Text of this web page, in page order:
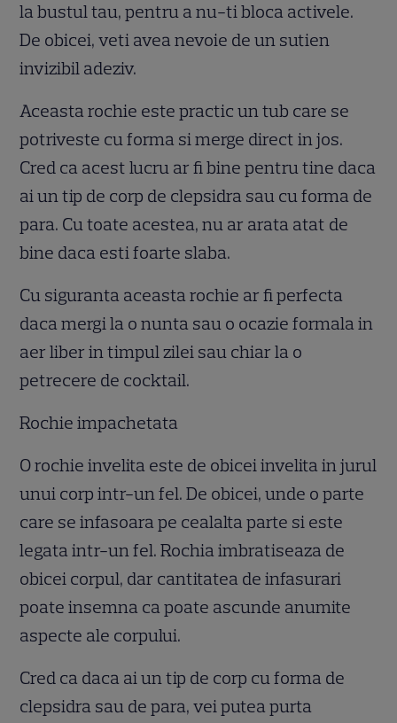
la bustul tau, pentru a nu-ti bloca activele.
De obicei, veti avea nevoie de un sutien
invizibil adeziv.
Aceasta rochie este practic un tub care se
potriveste cu forma si merge direct in jos.
Cred ca acest lucru ar fi bine pentru tine daca
ai un tip de corp de clepsidra sau cu forma de
para. Cu toate acestea, nu ar arata atat de
bine daca esti foarte slaba.
Cu siguranta aceasta rochie ar fi perfecta
daca mergi la o nunta sau o ocazie formala in
aer liber in timpul zilei sau chiar la o
petrecere de cocktail.
Rochie impachetata
O rochie invelita este de obicei invelita in jurul
unui corp intr-un fel. De obicei, unde o parte
care se infasoara pe cealalta parte si este
legata intr-un fel. Rochia imbratiseaza de
obicei corpul, dar cantitatea de infasurari
poate insemna ca poate ascunde anumite
aspecte ale corpului.
Cred ca daca ai un tip de corp cu forma de
clepsidra sau de para, vei putea purta